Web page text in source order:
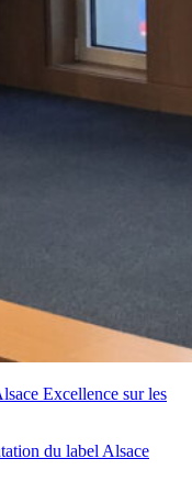
Excellence sur les
du label Alsace